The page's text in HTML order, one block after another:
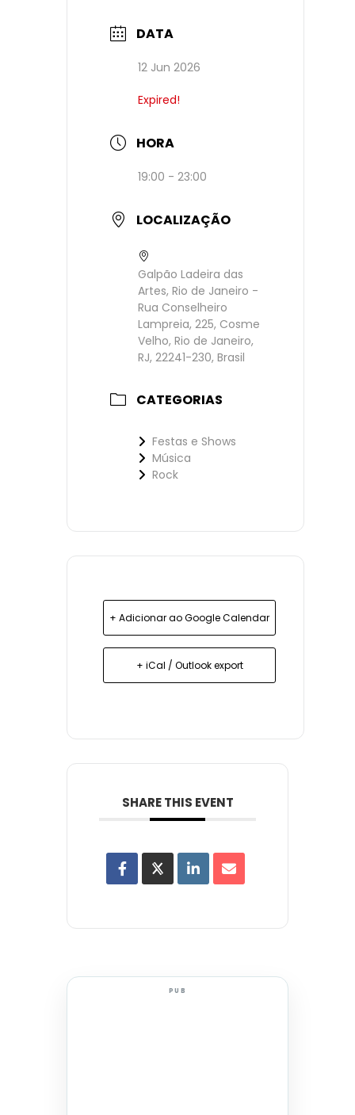
DATA
12 Jun 2026
Expired!
HORA
19:00 - 23:00
LOCALIZAÇÃO
Galpão Ladeira das
Artes, Rio de Janeiro -
Rua Conselheiro
Lampreia, 225, Cosme
Velho, Rio de Janeiro,
RJ, 22241-230, Brasil
CATEGORIAS
Festas e Shows
Música
Rock
+ Adicionar ao Google Calendar
+ iCal / Outlook export
SHARE THIS EVENT
PUB